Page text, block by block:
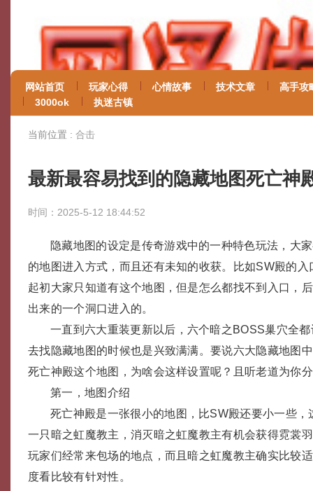
网站首页 玩家心得 心情故事 技术文章
高手攻
3000ok
执迷古镇
当前位置 : 合击
最新最容易找到的隐藏地图死亡神
时间：2025-5-12 18:44:52
隐藏地图的设定是传奇游戏中的一种特色玩法，大
的地图进入方式，而且还有未知的收获。比如SW殿的
起初大家只知道有这个地图，但是怎么都找不到入口，
出来的一个洞口进入的。
一直到六大重装更新以后，六个暗之BOSS巢穴全
去找隐藏地图的时候也是兴致满满。要说六大隐藏地图
死亡神殿这个地图，为啥会这样设置呢？且听老道为你
第一，地图介绍
死亡神殿是一张很小的地图，比SW殿还要小一些，
一只暗之虹魔教主，消灭暗之虹魔教主有机会获得霓裳
玩家们经常来包场的地点，而且暗之虹魔教主确实比较
度看比较有针对性。